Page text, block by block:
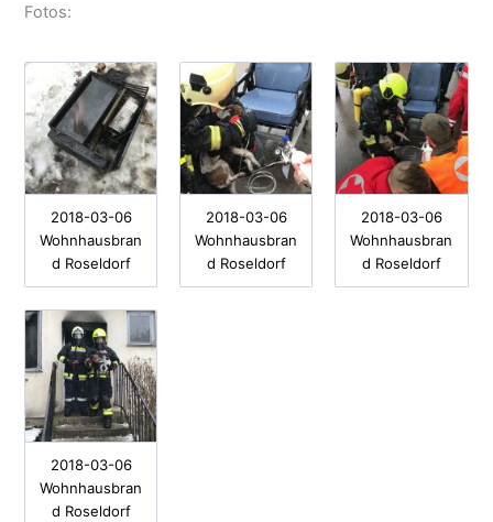
Fotos:
2018-03-06
Wohnhausbran
d Roseldorf
2018-03-06
Wohnhausbran
d Roseldorf
2018-03-06
Wohnhausbran
d Roseldorf
2018-03-06
Wohnhausbran
d Roseldorf